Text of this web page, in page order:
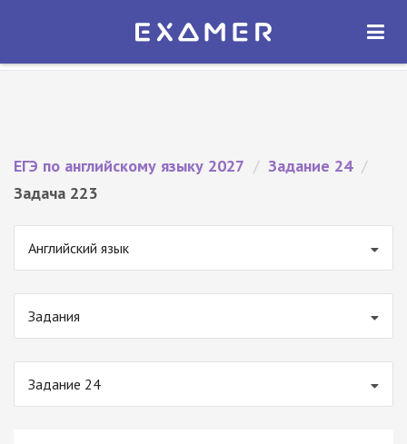
Экзамер — ЕГЭ 2027
ОТКРЫТЬ
ЕГЭ по английскому языку 2027 / Задание 24 /
Задача 223
Английский язык
Задания
Задание 24